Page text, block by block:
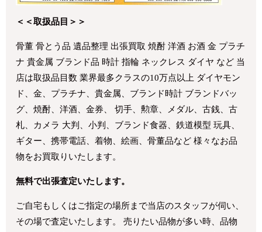
＜＜取扱品目＞＞
骨董 骨とう品 遺品整理 出張買取 焼酎 洋酒 お酒 金 プラチ
ナ 貴金属 ブランド品 時計 指輪 ネックレス ダイヤ など 当
店は取扱品目数 業界最多クラスの10万点以上 ダイヤモン
ド、金、プラチナ、貴金属、ブランド時計 ブランドバッ
グ、焼酎、洋酒、金券、 切手、勲章、メダル、古銭、古
札、カメラ 大判、小判、ブランド食器、鉄道模型 玩具、
ギター、携帯電話、着物、絵画、骨董品など 様々なお品
物をお買取りいたします。
無料で出張査定いたします。
ご自宅もしくはご指定の場所まで当店のスタッフが伺い、
その場で査定いたします。 売りたい品物が多い時、品物